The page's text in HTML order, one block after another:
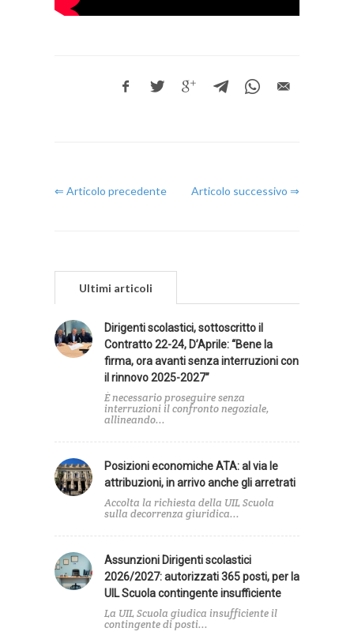
⇐ Articolo precedente Articolo successivo ⇒
Ultimi articoli
Dirigenti scolastici, sottoscritto il
Contratto 22-24, D’Aprile: “Bene la
firma, ora avanti senza interruzioni con
il rinnovo 2025-2027”
È necessario proseguire senza
interruzioni il confronto negoziale,
allineando...
Posizioni economiche ATA: al via le
attribuzioni, in arrivo anche gli arretrati
Accolta la richiesta della UIL Scuola
sulla decorrenza giuridica...
Assunzioni Dirigenti scolastici
2026/2027: autorizzati 365 posti, per la
UIL Scuola contingente insufficiente
La UIL Scuola giudica insufficiente il
contingente di posti...